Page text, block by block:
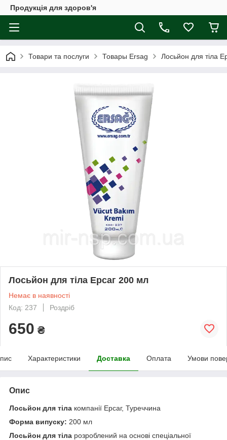
Продукція для здоров'я
Товари та послуги Товары Ersag Лосьйон для тіла
Лосьйон для тіла Ерсаг 200 мл
Немає в наявності
Код: 237
Роздріб
650 ₴
Характеристики Доставка Оплата Умови
Опис
Лосьйон для тіла компанії Ерсаг, Туреччина
Форма випуску: 200 мл
Лосьйон для тіла розроблений на основі спеціальної